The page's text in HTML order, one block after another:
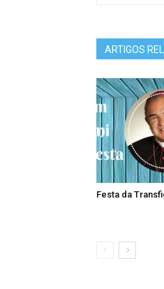
ARTIGOS
Festa da